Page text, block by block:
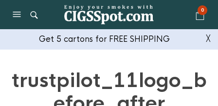
0
Get 5 cartons for FREE SHIPPING ╳
trustpilot_11logo_b